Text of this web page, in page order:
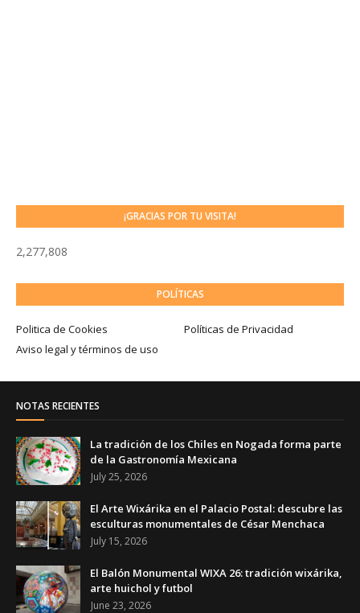
¡GRACIAS POR TU VISITA!
2,277,808
POLÍTICAS
Politica de Cookies
Políticas de Privacidad
Aviso legal y términos de uso
NOTAS RECIENTES
La tradición de los Chiles en Nogada forma parte
de la Gastronomía Mexicana
July 25, 2026
El Arte Wixárika en el Palacio Postal: descubre las
esculturas monumentales de César Menchaca
July 15, 2026
El Balón Monumental WIXA 26: tradición wixárika,
arte huichol y futbol
June 23, 2026